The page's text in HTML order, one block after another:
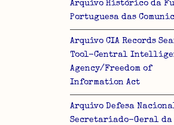
Empírica
Combinação teórico-empírica
Os resultados obtidos podem ser
.csv para importação em programas
Arquivo Histórico da
Portuguesa das
Arquivo CIA Records
Tool-Central
Agency/Freedom of
Information Act
Arquivo Defesa
Secretariado-Geral da